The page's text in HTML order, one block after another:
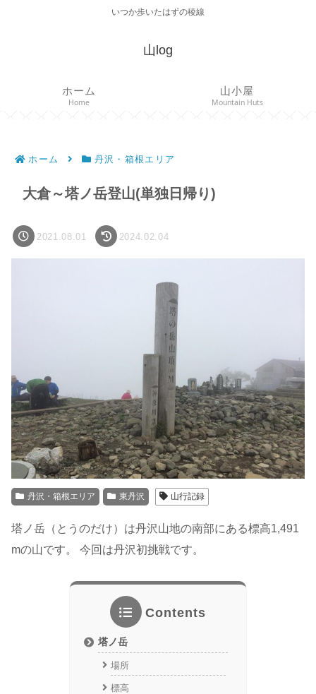
いつか歩いたはずの稜線
山log
ホーム
Home
山小屋
Mountain Huts
ホーム 丹沢・箱根エリア
大倉～塔ノ岳登山(単独日帰り)
2021.08.01 2024.02.04
丹沢・箱根エリア 東丹沢 山行記録
塔ノ岳（とうのだけ）は丹沢山地の南部にある標高1,491
mの山です。 今回は丹沢初挑戦です。
Contents
塔ノ岳
場所
標高